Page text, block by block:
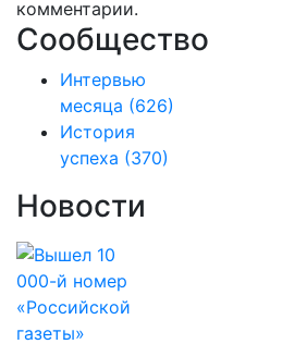
комментарии.
Сообщество
Интервью
месяца (626)
История
успеха (370)
Новости